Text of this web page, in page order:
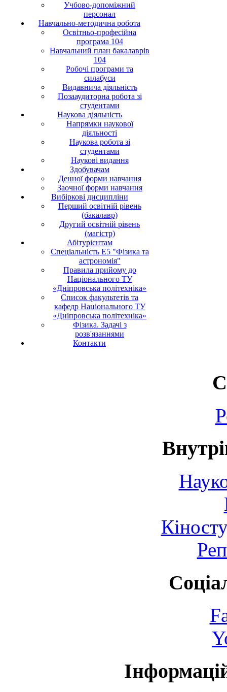
Учбово-допоміжний
персонал
Навчально-методична робота
Освітньо-професійна
програма 104
Навчальний план бакалаврів
104
Робочі програми та
силабуси
Видавнича діяльність
Позааудиторна робота зі
студентами
Наукова діяльність
Напрямки наукової
діяльності
Наукова робота зі
студентами
Наукові видання
Здобувачам
Денної форми навчання
Заочної форми навчання
Вибіркові дисципліни
Перший освітній рівень
(бакалавр)
Другий освітній рівень
(магістр)
Абітурієнтам
Спеціальність E5 "Фізика та
астрономія"
Правила прийому до
Національного ТУ
«Дніпровська політехніка»
Список факультетів та
кафедр Національного ТУ
«Дніпровська політехніка»
Фізика. Задачі з
розв'язаннями
Контакти